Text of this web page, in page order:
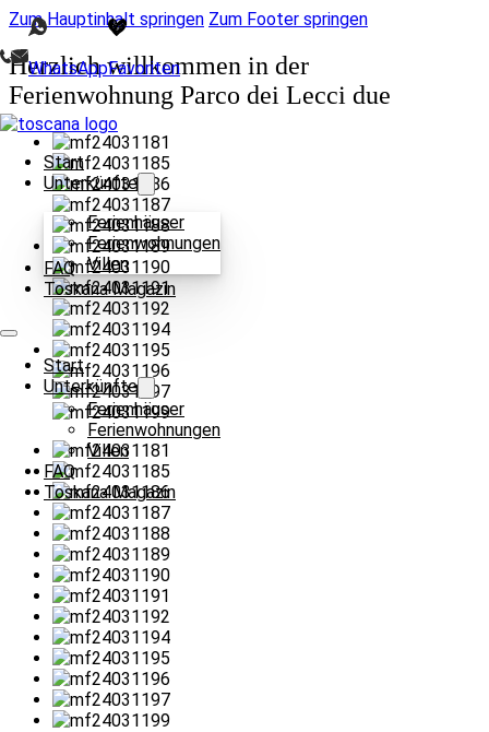
Zum Hauptinhalt springen Zum Footer springen
WhatsAppFavoriten
Start
Unterkünfte
Ferienhäuser
Ferienwohnungen
Villen
FAQ
Toskana Magazin
Start
Unterkünfte
Ferienhäuser
Ferienwohnungen
Villen
FAQ
Toskana Magazin
Herzlich willkommen in der
Ferienwohnung Parco dei Lecci due